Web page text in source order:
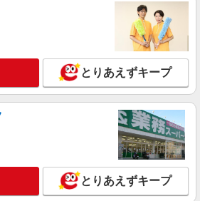
ト 深大寺店
ー夕方レジスタッフ
1,226円
都調布市深大寺東町3-16-1 （トップフレ
マーケット 深大寺店）
詳細を見る
とりあえずキープ
とりあえずキープ